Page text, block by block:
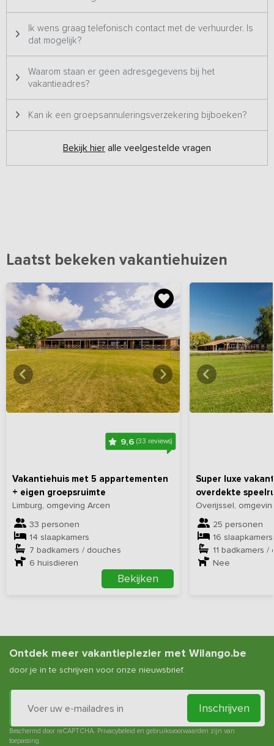
Ik wens graag telefonisch contact met de verhuurder. Is
dat mogelijk?
Waarom staan er geen adresgegevens bij het
vakantieadres?
Kan ik een groepsannuleringsverzekering bijboeken?
Bekijk hier alle veelgestelde vragen
Laatst bekeken vakantiehuizen
9,6 (33 reviews)
Vakantiehuis met 5 appartementen
+ eigen groepsruimte
Limburg, omgeving Arcen
33 personen
14 slaapkamers
7 badkamers / douches
6 huisdieren
Bekijken
Bekijkhieralle foto's
Super luxe
overdekte
Overijssel,
25 personen
16 slaapkamers
11 badkamers /
Nee
Bekijk
Ontdek meer vakantieplezier met Wilango.be
door je in te schrijven voor onze nieuwsbrief.
Inschrijven
Beschermd door reCAPTCHA. Privacybeleid en gebruiksvoorwaarden zijn van
toepassing.